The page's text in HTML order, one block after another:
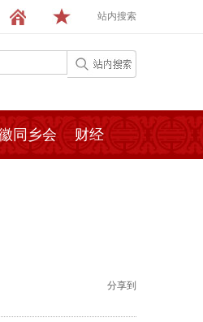
站内搜索
同乡会 财经
分享到